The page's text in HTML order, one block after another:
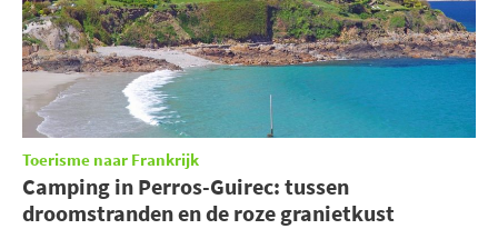
Toerisme naar Frankrijk
Camping in Perros-Guirec: tussen
droomstranden en de roze granietkust